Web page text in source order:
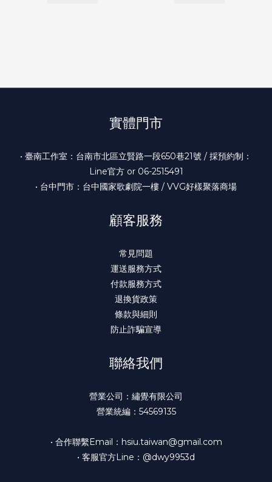
實體門市
• 臺南工作室：台南市北區立賢路一段650巷21號 / 採預約制：
Line官方 or 06-2515491
• 台中門市：台中國家歌劇院一樓 / VVG好樣聚落商場
顧客服務
常見問題
運送服務方式
付款服務方式
退換貨政策
條款與細則
防止詐騙宣導
聯絡我們
營業公司：繡覺有限公司
營業統編：54569135
• 合作聯繫Email：hsiu.taiwan@gmail.com
• 客服官方Line：@dwy9953d